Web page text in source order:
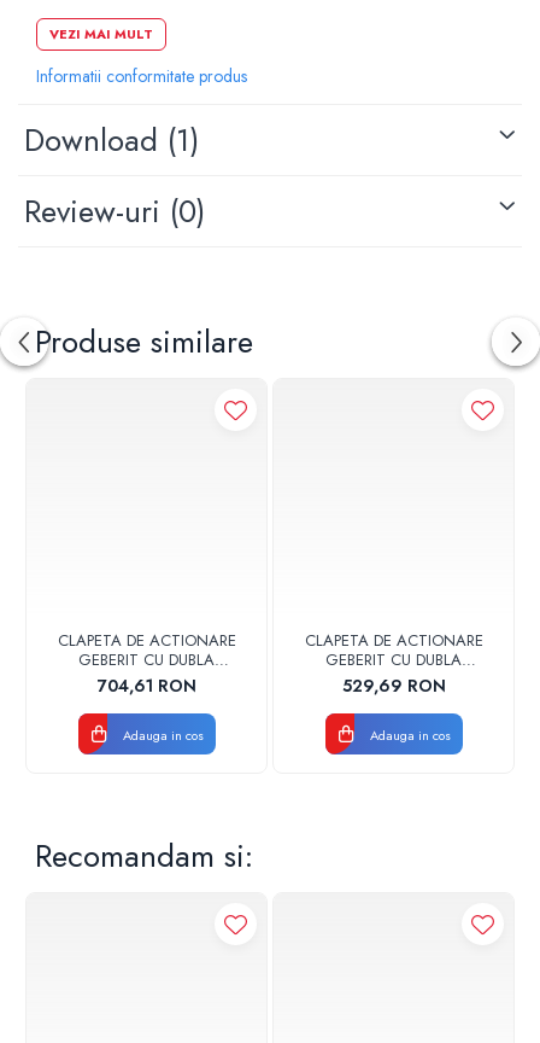
Actionare din fata
Lungime: 24.6 cm
Inaltim: 16.4 cm
VEZI MAI MULT
Informatii conformitate produs
Download (1)
Review-uri (0)
Produse similare
CLAPETA DE ACTIONARE
GEBERIT CU DUBLA
ACTIONARE SIGMA30
NEGRU MAT/CROM LUCIOS
704,61 RON
Adauga in cos
CLAPETA DE ACTIONARE
GEBERIT CU DUBLA
ACTIONARE SIGMA30
ALB/AURIU
529,69 RON
Adauga in cos
Recomandam si: